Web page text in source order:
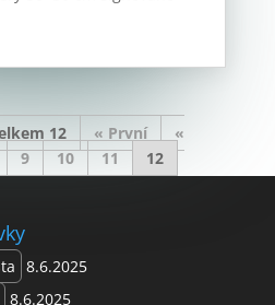
12 « První
«
9 10 11 12
8.6.2025
8.6.2025